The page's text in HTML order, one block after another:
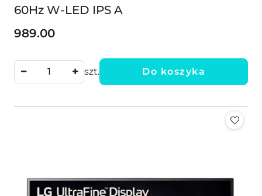
60Hz W-LED IPS A
Cena:
989.00
szt. Do koszyka